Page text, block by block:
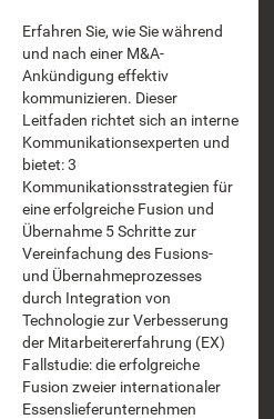
Erfahren Sie, wie Sie während
und nach einer M&A-
Ankündigung effektiv
kommunizieren. Dieser
Leitfaden richtet sich an interne
Kommunikationsexperten und
bietet: 3
Kommunikationsstrategien für
eine erfolgreiche Fusion und
Übernahme 5 Schritte zur
Vereinfachung des Fusions-
und Übernahmeprozesses
durch Integration von
Technologie zur Verbesserung
der Mitarbeitererfahrung (EX)
Fallstudie: die erfolgreiche
Fusion zweier internationaler
Essenslieferunternehmen